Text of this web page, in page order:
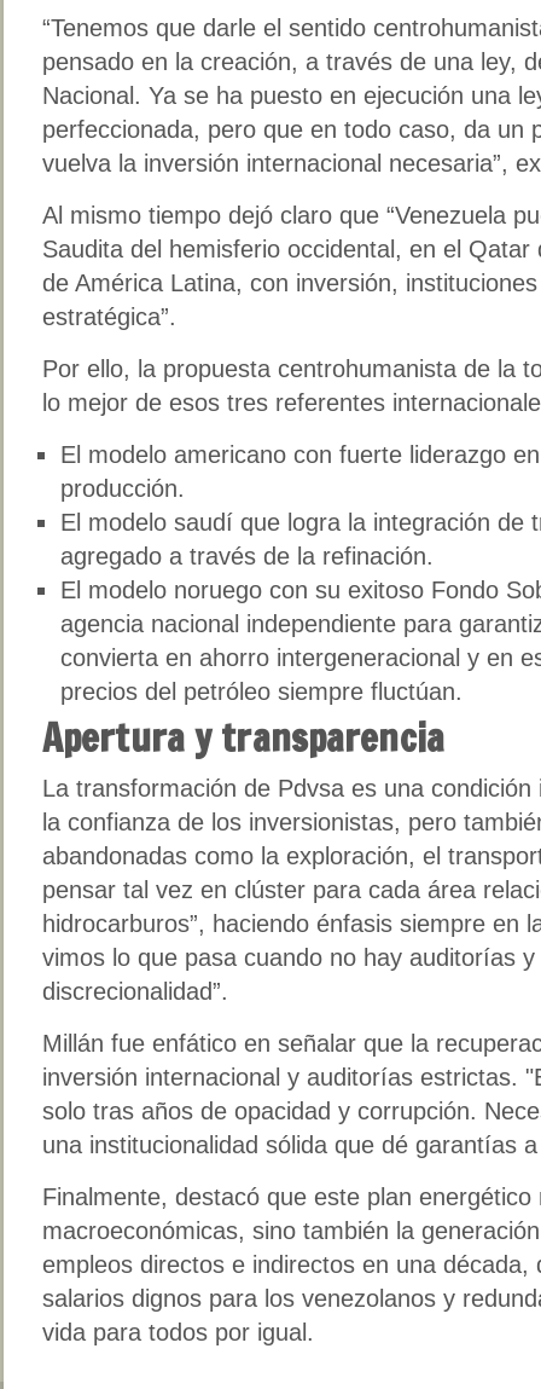
“Tenemos que darle el sentido
pensado en la creación, a través de una ley,
Nacional. Ya se ha puesto en ejecución una
perfeccionada, pero que en todo caso, da un
vuelva la inversión internacional necesaria”,
Al mismo tiempo dejó claro que “Venezuela
Saudita del hemisferio occidental, en el
de América Latina, con inversión,
estratégica”.
Por ello, la propuesta centrohumanista de la
lo mejor de esos tres referentes
El modelo americano con fuerte liderazgo
producción.
El modelo saudí que logra la integración de
agregado a través de la refinación.
El modelo noruego con su exitoso Fondo
agencia nacional independiente para
convierta en ahorro intergeneracional y en
precios del petróleo siempre fluctúan.
Apertura y transparencia
La transformación de Pdvsa es una
la confianza de los inversionistas, pero
abandonadas como la exploración, el
pensar tal vez en clúster para cada área
hidrocarburos”, haciendo énfasis siempre en
vimos lo que pasa cuando no hay auditorías
discrecionalidad”.
Millán fue enfático en señalar que la
inversión internacional y auditorías estrictas.
solo tras años de opacidad y corrupción.
una institucionalidad sólida que dé garantías
Finalmente, destacó que este plan
macroeconómicas, sino también la
empleos directos e indirectos en una década,
salarios dignos para los venezolanos y
vida para todos por igual.